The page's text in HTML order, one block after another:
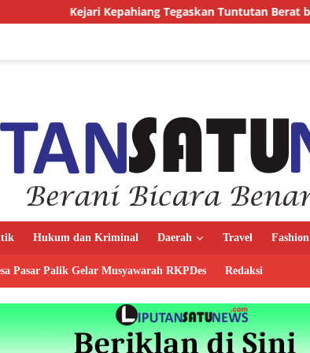
Kepahiang Tegaskan Tuntutan Berat bagi Predator
Hukum dan Kriminal Daerah Travel Fashion
Pasar Palik Gelar Musyawarah RKPDes Redaksi